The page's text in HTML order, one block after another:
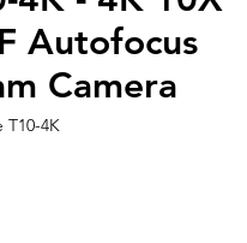
Autofocus
Camera
T10-4K